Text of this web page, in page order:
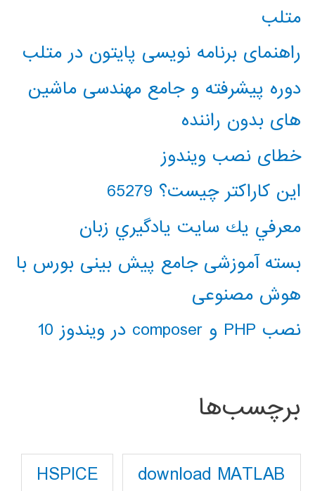
متلب
راهنمای برنامه نویسی پایتون در متلب
دوره پیشرفته و جامع مهندسی ماشین
های بدون راننده
خطای نصب ویندوز
این کاراکتر چیست؟ 65279
معرفي يك سايت يادگيري زبان
بسته آموزشی جامع پیش بینی بورس با
هوش مصنوعی
نصب PHP و composer در ویندوز 10
برچسب‌ها
download MATLAB
HSPICE